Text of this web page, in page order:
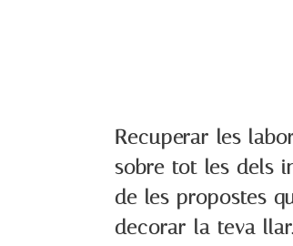
Recuperar les
sobre tot les dels
de les propostes
decorar la teva llar.